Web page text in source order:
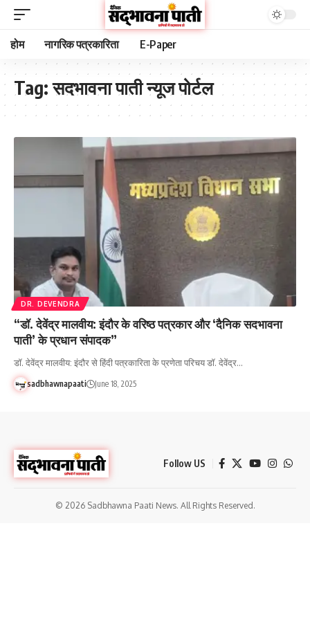
होम नागरिक पत्रकारिता E-Paper
Tag:सदभावना पाती न्यूज पोर्टल
DR. DEVENDRA
“डॉ. देवेंद्र मालवीय: इंदौर के वरिष्ठ पत्रकार और ‘दैनिक सदभावना
पाती’ के प्रधान संपादक”
डॉ. देवेंद्र मालवीय: इंदौर से हिंदी पत्रकारिता के प्रणेता परिचय डॉ. देवेंद्र…
sadbhawnapaati June 18, 2025
Follow US
© 2026 Sadbhawna Paati News. All Rights Reserved.